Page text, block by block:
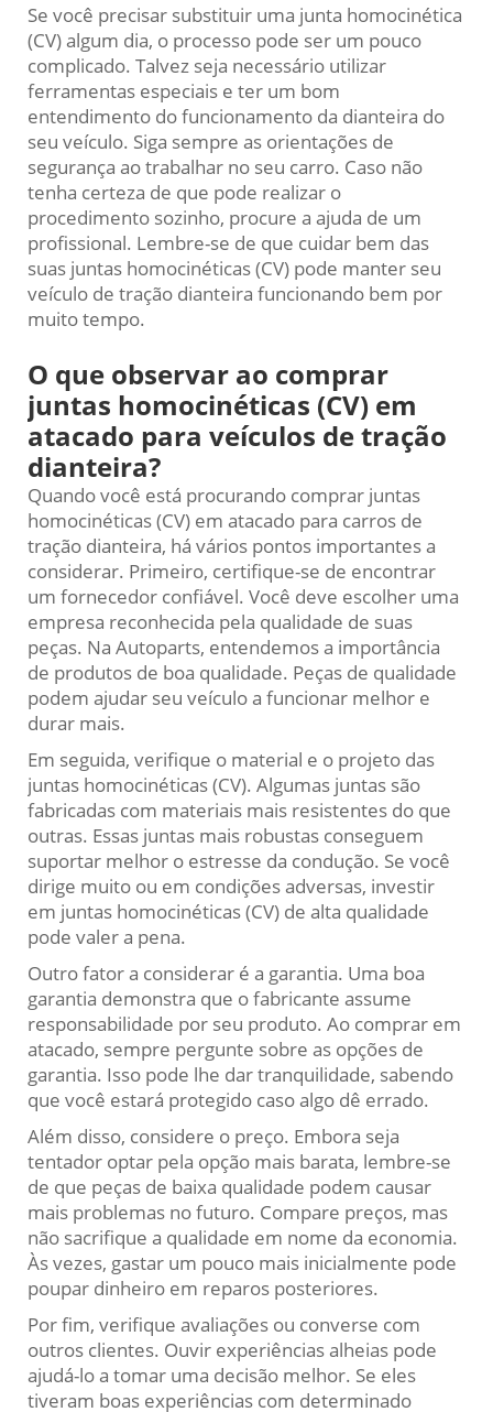
Se você precisar substituir uma junta homocinética
(CV) algum dia, o processo pode ser um pouco
complicado. Talvez seja necessário utilizar
ferramentas especiais e ter um bom
entendimento do funcionamento da dianteira do
seu veículo. Siga sempre as orientações de
segurança ao trabalhar no seu carro. Caso não
tenha certeza de que pode realizar o
procedimento sozinho, procure a ajuda de um
profissional. Lembre-se de que cuidar bem das
suas juntas homocinéticas (CV) pode manter seu
veículo de tração dianteira funcionando bem por
muito tempo.
O que observar ao comprar
juntas homocinéticas (CV) em
atacado para veículos de tração
dianteira?
Quando você está procurando comprar juntas
homocinéticas (CV) em atacado para carros de
tração dianteira, há vários pontos importantes a
considerar. Primeiro, certifique-se de encontrar
um fornecedor confiável. Você deve escolher uma
empresa reconhecida pela qualidade de suas
peças. Na Autoparts, entendemos a importância
de produtos de boa qualidade. Peças de qualidade
podem ajudar seu veículo a funcionar melhor e
durar mais.
Em seguida, verifique o material e o projeto das
juntas homocinéticas (CV). Algumas juntas são
fabricadas com materiais mais resistentes do que
outras. Essas juntas mais robustas conseguem
suportar melhor o estresse da condução. Se você
dirige muito ou em condições adversas, investir
em juntas homocinéticas (CV) de alta qualidade
pode valer a pena.
Outro fator a considerar é a garantia. Uma boa
garantia demonstra que o fabricante assume
responsabilidade por seu produto. Ao comprar em
atacado, sempre pergunte sobre as opções de
garantia. Isso pode lhe dar tranquilidade, sabendo
que você estará protegido caso algo dê errado.
Além disso, considere o preço. Embora seja
tentador optar pela opção mais barata, lembre-se
de que peças de baixa qualidade podem causar
mais problemas no futuro. Compare preços, mas
não sacrifique a qualidade em nome da economia.
Às vezes, gastar um pouco mais inicialmente pode
poupar dinheiro em reparos posteriores.
Por fim, verifique avaliações ou converse com
outros clientes. Ouvir experiências alheias pode
ajudá-lo a tomar uma decisão melhor. Se eles
tiveram boas experiências com determinado